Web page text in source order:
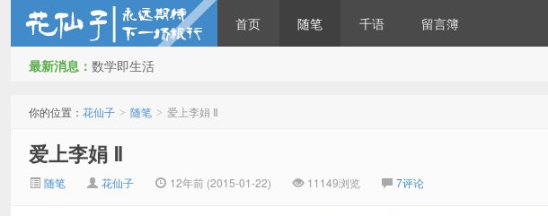
首页 随笔 千语 留言簿
最新消息： 数学即生活
你的位置： 花仙子 > 随笔 > 爱上李娟 Ⅱ
爱上李娟 Ⅱ
随笔 花仙子 12年前 (2015-01-22) 11149浏览 7评论